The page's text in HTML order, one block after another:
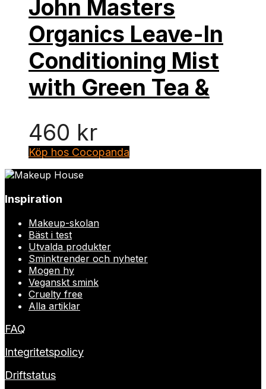
John Masters
Organics Leave-In
Conditioning Mist
with Green Tea &
460 kr
Köp hos Cocopanda
Inspiration
Makeup-skolan
Bäst i test
Utvalda produkter
Sminktrender och nyheter
Mogen hy
Veganskt smink
Cruelty free
Alla artiklar
FAQ
Integritetspolicy
Driftstatus